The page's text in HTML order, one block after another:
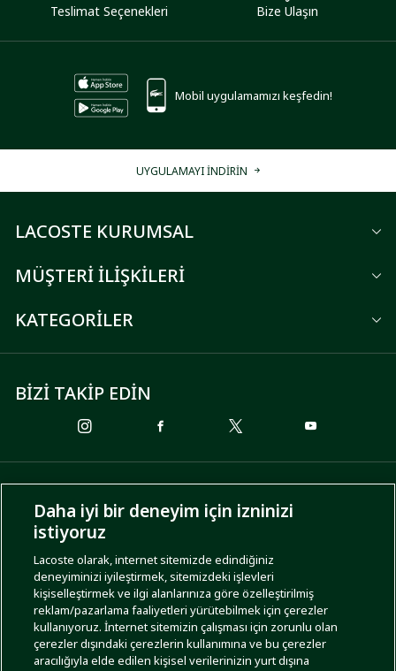
Teslimat Seçenekleri Bize Ulaşın
Mobil uygulamamızı keşfedin!
UYGULAMAYI İNDİRİN
LACOSTE KURUMSAL
MÜŞTERİ İLİŞKİLERİ
KATEGORİLER
BİZİ TAKİP EDİN
ÖDEME SEÇENEKLERİ
KARGO SEÇENEKLERİ
Daha iyi bir deneyim için izninizi
istiyoruz
Lacoste olarak, internet sitemizde edindiğiniz
deneyiminizi iyileştirmek, sitemizdeki işlevleri
kişiselleştirmek ve ilgi alanlarınıza göre özelleştirilmiş
reklam/pazarlama faaliyetleri yürütebilmek için çerezler
kullanıyoruz. İnternet sitemizin çalışması için zorunlu olan
çerezler dışındaki çerezlerin kullanımına ve bu çerezler
aracılığıyla elde edilen kişisel verilerinizin yurt dışına